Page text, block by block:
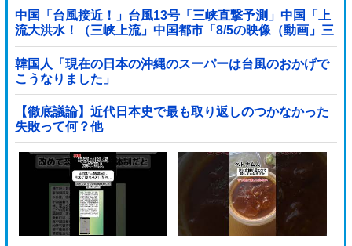
中国「台風接近！」台風13号「三峡直撃予測」中国「上
流大洪水！（三峡上流」中国都市「8/5の映像（動画」三
峡ダム「緊急放流（決壊危機」中国「下流大水害（震え
声」→
韓国人「現在の日本の沖縄のスーパーは台風のおかげで
こうなりました」
【徹底議論】近代日本史で最も取り返しのつかなかった
失敗って何？他